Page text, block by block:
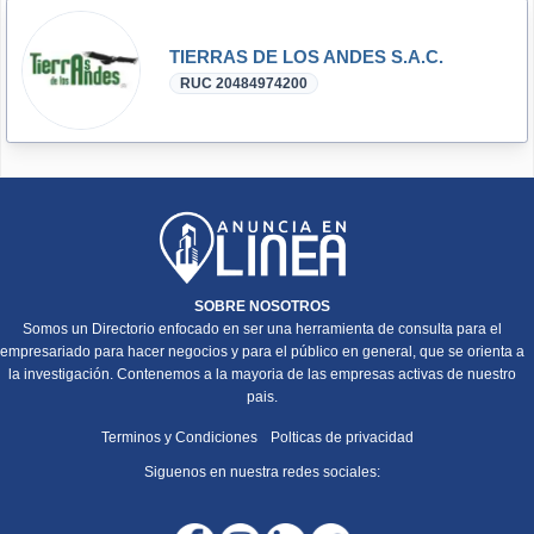
TIERRAS DE LOS ANDES S.A.C.
RUC 20484974200
SOBRE NOSOTROS
Somos un Directorio enfocado en ser una herramienta de consulta para el
empresariado para hacer negocios y para el público en general, que se orienta a
la investigación. Contenemos a la mayoria de las empresas activas de nuestro
pais.
Terminos y Condiciones Polticas de privacidad
Siguenos en nuestra redes sociales: